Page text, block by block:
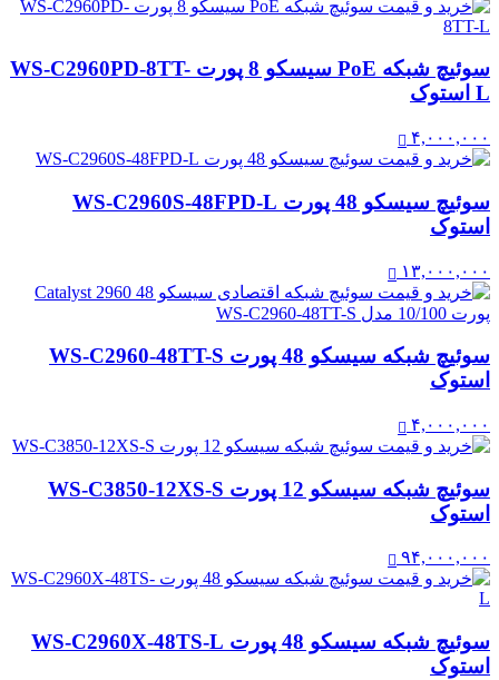
سوئیچ شبکه PoE سیسکو 8 پورت WS-C2960PD-8TT-
L استوک
۴,۰۰۰,۰۰۰
سوئیچ سیسکو 48 پورت WS-C2960S-48FPD-L
استوک
۱۳,۰۰۰,۰۰۰
سوئیچ شبکه سیسکو 48 پورت WS-C2960-48TT-S
استوک
۴,۰۰۰,۰۰۰
سوئیچ شبکه سیسکو 12 پورت WS-C3850-12XS-S
استوک
۹۴,۰۰۰,۰۰۰
سوئیچ شبکه سیسکو 48 پورت WS-C2960X-48TS-L
استوک